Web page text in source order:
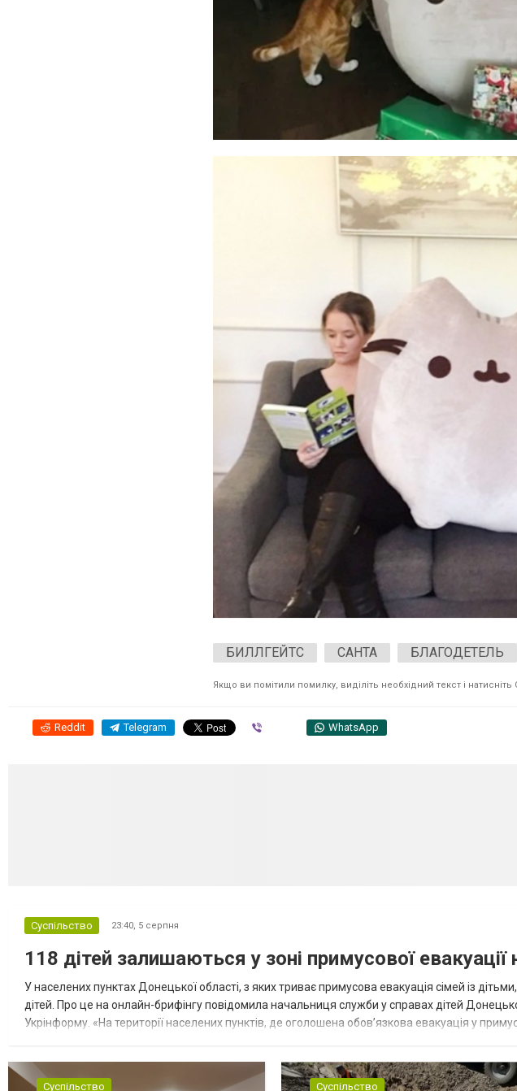
БИЛЛГЕЙТС САНТА БЛАГОДЕТЕЛЬ
Якщо ви помітили помилку, виділіть необхідний текст і
Reddit Telegram WhatsApp
Суспільство 23:40, 5 серпня
118 дітей залишаються у зоні примусової евакуації
У населених пунктах Донецької області, з яких триває примусова евакуація сімей із
дітей. Про це на онлайн-брифінгу повідомила начальниця служби у справах дітей
Укрінформу. «На території населених пунктів, де оголошена обов’язкова евакуація у
Суспільство Суспільство